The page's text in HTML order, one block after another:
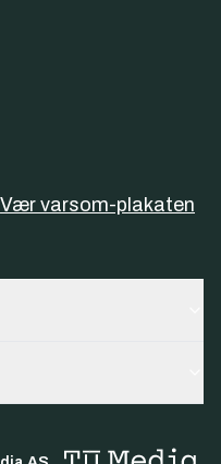
Vær varsom-plakaten